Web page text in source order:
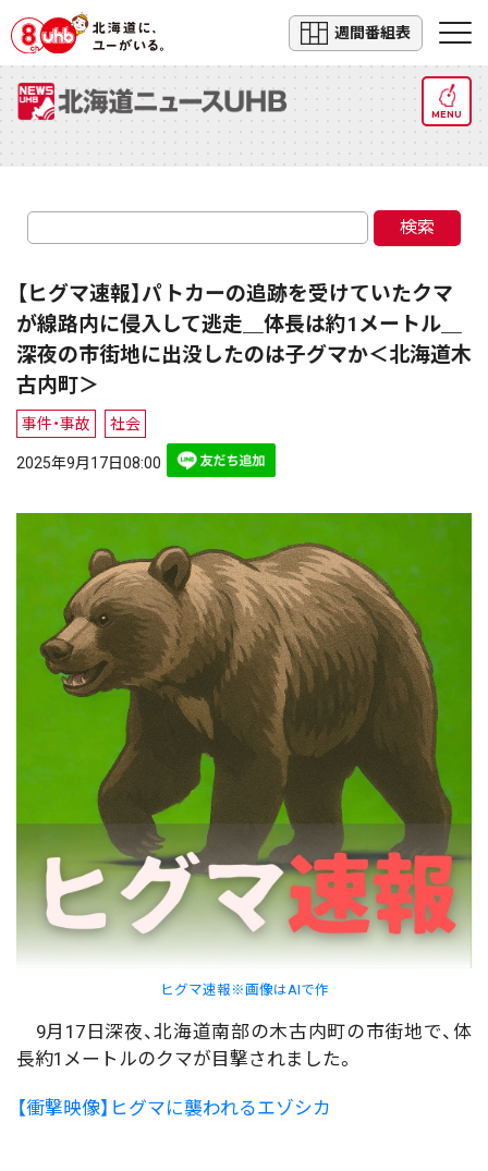
週間番組表
MENU
検索
【ヒグマ速報】パトカーの追跡を受けていたクマ
が線路内に侵入して逃走＿体長は約1メートル＿
深夜の市街地に出没したのは子グマか＜北海道木
古内町＞
事件・事故 社会
2025年9月17日08:00
ヒグマ速報※画像はAIで作
9月17日深夜、北海道南部の木古内町の市街地で、体
長約1メートルのクマが目撃されました。
【衝撃映像】ヒグマに襲われるエゾシカ